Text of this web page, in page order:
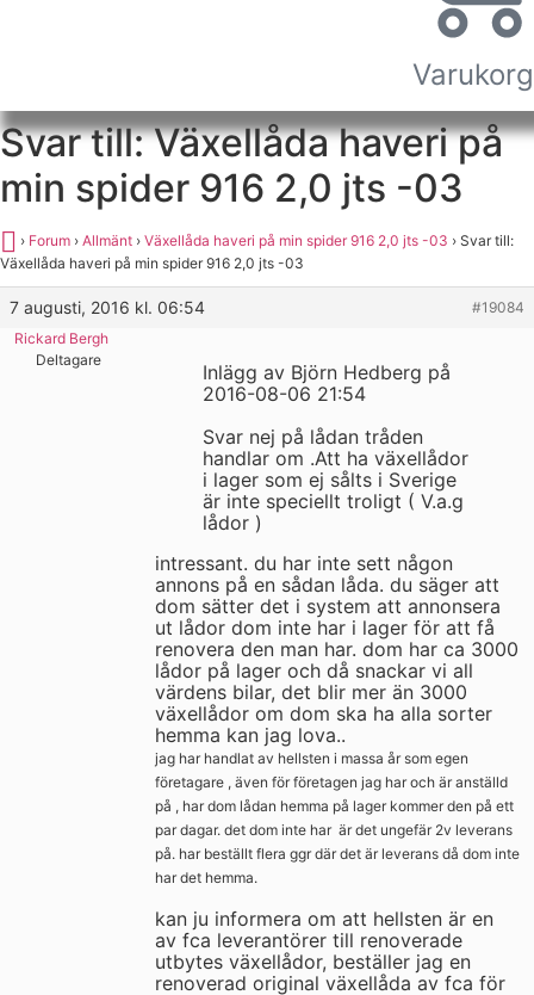
Varukorg
Svar till: Växellåda haveri på
min spider 916 2,0 jts -03
› Forum › Allmänt › Växellåda haveri på min spider 916 2,0 jts -03 › Svar till:
Växellåda haveri på min spider 916 2,0 jts -03
7 augusti, 2016 kl. 06:54
#19084
Rickard Bergh
Deltagare
Inlägg av Björn Hedberg på
2016-08-06 21:54
Svar nej på lådan tråden
handlar om .Att ha växellådor
i lager som ej sålts i Sverige
är inte speciellt troligt ( V.a.g
lådor )
intressant. du har inte sett någon
annons på en sådan låda. du säger att
dom sätter det i system att annonsera
ut lådor dom inte har i lager för att få
renovera den man har. dom har ca 3000
lådor på lager och då snackar vi all
värdens bilar, det blir mer än 3000
växellådor om dom ska ha alla sorter
hemma kan jag lova..
jag har handlat av hellsten i massa år som egen
företagare , även för företagen jag har och är anställd
på , har dom lådan hemma på lager kommer den på ett
par dagar. det dom inte har är det ungefär 2v leverans
på. har beställt flera ggr där det är leverans då dom inte
har det hemma.
kan ju informera om att hellsten är en
av fca leverantörer till renoverade
utbytes växellådor, beställer jag en
renoverad original växellåda av fca för